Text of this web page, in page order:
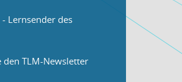
- Lernsender des
den TLM-Newsletter